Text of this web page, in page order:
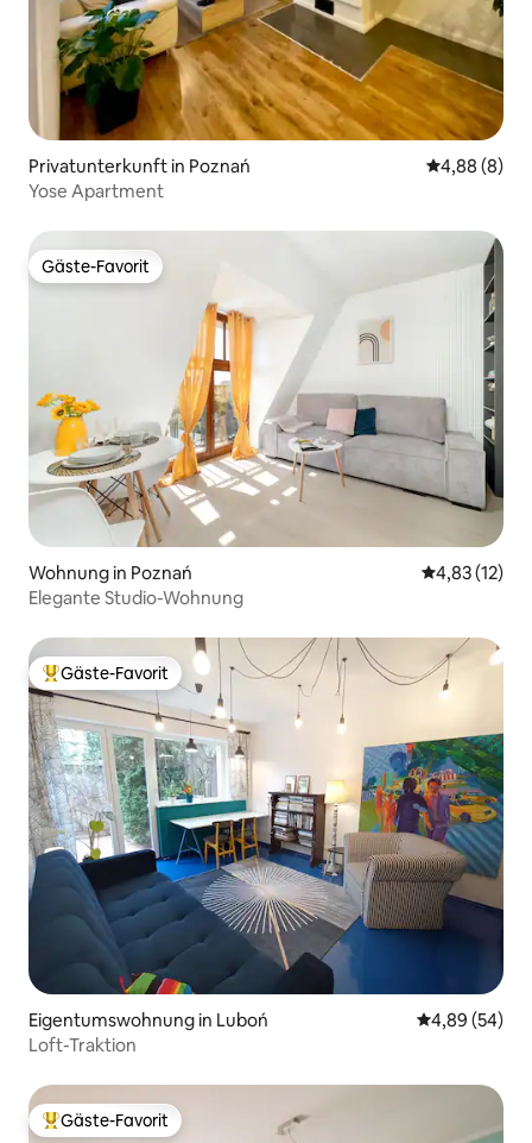
Privatunterkunft in Poznań
4,88 (8)
Yose Apartment
Gäste-Favorit
Gäste-Favorit
Wohnung in Poznań
4,83 (12)
Elegante Studio-Wohnung
Beliebter Gäste-Favorit.
Gäste-Favorit
Eigentumswohnung in Luboń
4,89 (54)
Loft-Traktion
Beliebter Gäste-Favorit.
Gäste-Favorit